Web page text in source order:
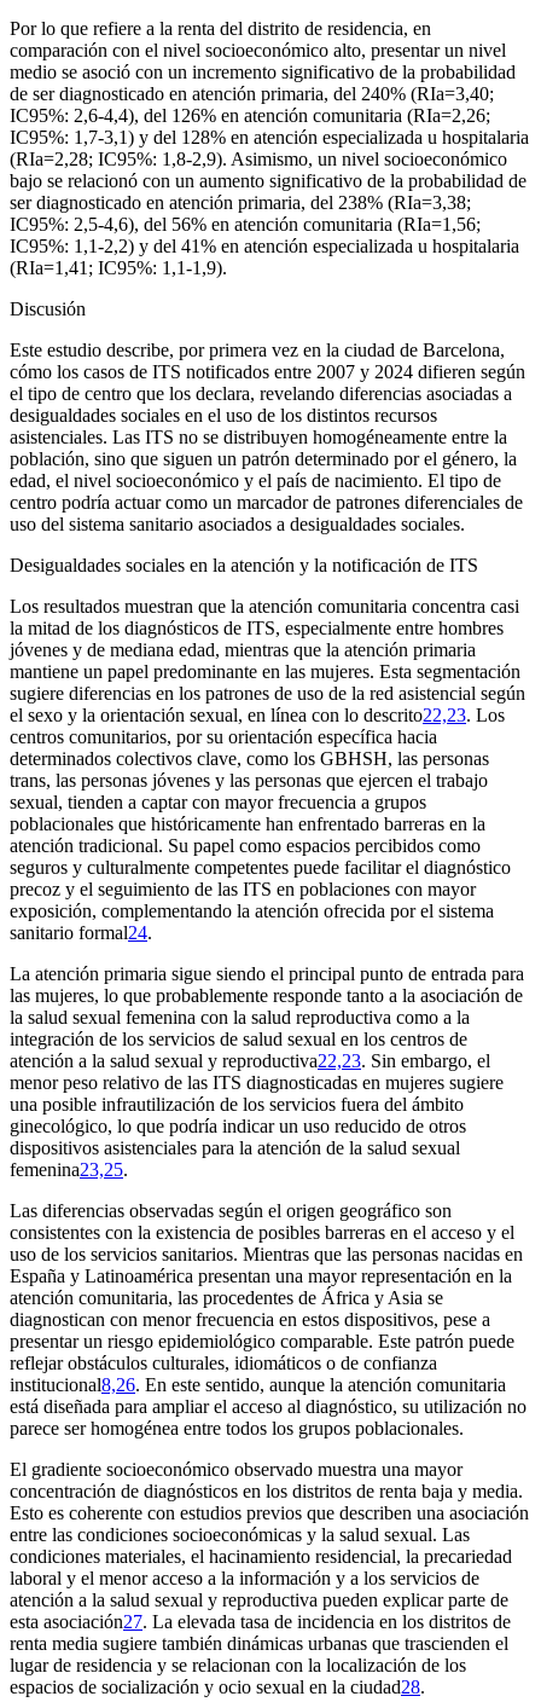
Por lo que refiere a la renta del distrito de residencia, en
comparación con el nivel socioeconómico alto, presentar un nivel
medio se asoció con un incremento significativo de la probabilidad
de ser diagnosticado en atención primaria, del 240% (RIa=3,40;
IC95%: 2,6-4,4), del 126% en atención comunitaria (RIa=2,26;
IC95%: 1,7-3,1) y del 128% en atención especializada u hospitalaria
(RIa=2,28; IC95%: 1,8-2,9). Asimismo, un nivel socioeconómico
bajo se relacionó con un aumento significativo de la probabilidad de
ser diagnosticado en atención primaria, del 238% (RIa=3,38;
IC95%: 2,5-4,6), del 56% en atención comunitaria (RIa=1,56;
IC95%: 1,1-2,2) y del 41% en atención especializada u hospitalaria
(RIa=1,41; IC95%: 1,1-1,9).
Discusión
Este estudio describe, por primera vez en la ciudad de Barcelona,
cómo los casos de ITS notificados entre 2007 y 2024 difieren según
el tipo de centro que los declara, revelando diferencias asociadas a
desigualdades sociales en el uso de los distintos recursos
asistenciales. Las ITS no se distribuyen homogéneamente entre la
población, sino que siguen un patrón determinado por el género, la
edad, el nivel socioeconómico y el país de nacimiento. El tipo de
centro podría actuar como un marcador de patrones diferenciales de
uso del sistema sanitario asociados a desigualdades sociales.
Desigualdades sociales en la atención y la notificación de ITS
Los resultados muestran que la atención comunitaria concentra casi
la mitad de los diagnósticos de ITS, especialmente entre hombres
jóvenes y de mediana edad, mientras que la atención primaria
mantiene un papel predominante en las mujeres. Esta segmentación
sugiere diferencias en los patrones de uso de la red asistencial según
el sexo y la orientación sexual, en línea con lo descrito22,23. Los
centros comunitarios, por su orientación específica hacia
determinados colectivos clave, como los GBHSH, las personas
trans, las personas jóvenes y las personas que ejercen el trabajo
sexual, tienden a captar con mayor frecuencia a grupos
poblacionales que históricamente han enfrentado barreras en la
atención tradicional. Su papel como espacios percibidos como
seguros y culturalmente competentes puede facilitar el diagnóstico
precoz y el seguimiento de las ITS en poblaciones con mayor
exposición, complementando la atención ofrecida por el sistema
sanitario formal24.
La atención primaria sigue siendo el principal punto de entrada para
las mujeres, lo que probablemente responde tanto a la asociación de
la salud sexual femenina con la salud reproductiva como a la
integración de los servicios de salud sexual en los centros de
atención a la salud sexual y reproductiva22,23. Sin embargo, el
menor peso relativo de las ITS diagnosticadas en mujeres sugiere
una posible infrautilización de los servicios fuera del ámbito
ginecológico, lo que podría indicar un uso reducido de otros
dispositivos asistenciales para la atención de la salud sexual
femenina23,25.
Las diferencias observadas según el origen geográfico son
consistentes con la existencia de posibles barreras en el acceso y el
uso de los servicios sanitarios. Mientras que las personas nacidas en
España y Latinoamérica presentan una mayor representación en la
atención comunitaria, las procedentes de África y Asia se
diagnostican con menor frecuencia en estos dispositivos, pese a
presentar un riesgo epidemiológico comparable. Este patrón puede
reflejar obstáculos culturales, idiomáticos o de confianza
institucional8,26. En este sentido, aunque la atención comunitaria
está diseñada para ampliar el acceso al diagnóstico, su utilización no
parece ser homogénea entre todos los grupos poblacionales.
El gradiente socioeconómico observado muestra una mayor
concentración de diagnósticos en los distritos de renta baja y media.
Esto es coherente con estudios previos que describen una asociación
entre las condiciones socioeconómicas y la salud sexual. Las
condiciones materiales, el hacinamiento residencial, la precariedad
laboral y el menor acceso a la información y a los servicios de
atención a la salud sexual y reproductiva pueden explicar parte de
esta asociación27. La elevada tasa de incidencia en los distritos de
renta media sugiere también dinámicas urbanas que trascienden el
lugar de residencia y se relacionan con la localización de los
espacios de socialización y ocio sexual en la ciudad28.